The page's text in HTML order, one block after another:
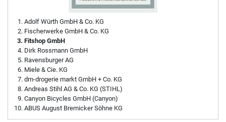
Adolf Würth GmbH & Co. KG
Fischerwerke GmbH & Co. KG
Fitshop GmbH
Dirk Rossmann GmbH
Ravensburger AG
Miele & Cie. KG
dm-drogerie markt GmbH + Co. KG
Andreas Stihl AG & Co. KG (STIHL)
Canyon Bicycles GmbH (Canyon)
ABUS August Bremicker Söhne KG